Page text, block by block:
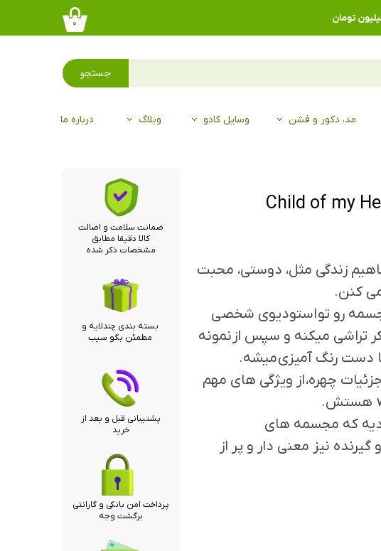
۰
جستجو
مد، دکور و فشن وسایل کادو وبلاگ درباره ما
زندگی مثل، دوستی، محبت
می کنن.
رو تو استودیوی شخصی
تراشی میکنه و سپس از نمونه
دست رنگ آمیزی میشه.
چهره، از ویژگی های مهم
که مجسمه های
گیرنده نیز معنی دار و پر از
ضمانت سلامت و اصالت
کالا دقیقا مطابق
مشخصات ذکر شده
بسته بندی چندلایه و
مطمئن بگو سیب
پشتیبانی قبل و بعد از
خرید
پرداخت امن بانکی و گارانتی
برگشت وجه